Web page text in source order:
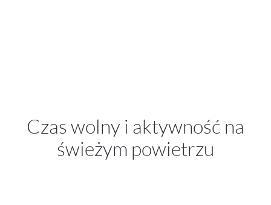
Czas wolny i aktywność na
świeżym powietrzu